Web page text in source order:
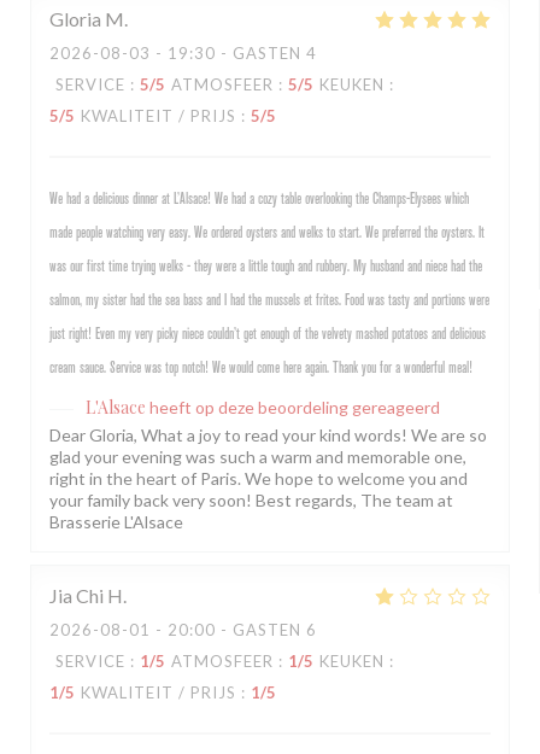
Gloria M
2026-08-03 - 19:30 - GASTEN 4
SERVICE : 5/5 ATMOSFEER : 5/5 KEUKEN :
5/5 KWALITEIT / PRIJS : 5/5
We had a delicious dinner at L’Alsace! We had a cozy table overlooking the Champs-Elysees which
made people watching very easy. We ordered oysters and welks to start. We preferred the oysters. It
was our first time trying welks - they were a little tough and rubbery. My husband and niece had the
salmon, my sister had the sea bass and I had the mussels et frites. Food was tasty and portions were
just right! Even my very picky niece couldn’t get enough of the velvety mashed potatoes and delicious
cream sauce. Service was top notch! We would come here again. Thank you for a wonderful meal!
L'Alsace heeft op deze beoordeling gereageerd
Dear Gloria, What a joy to read your kind words! We are so
glad your evening was such a warm and memorable one,
right in the heart of Paris. We hope to welcome you and
your family back very soon! Best regards, The team at
Brasserie L'Alsace
Jia Chi H
2026-08-01 - 20:00 - GASTEN 6
SERVICE : 1/5 ATMOSFEER : 1/5 KEUKEN :
1/5 KWALITEIT / PRIJS : 1/5